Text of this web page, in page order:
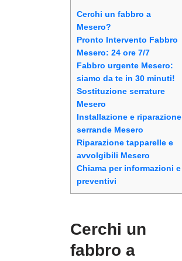
Cerchi un fabbro a
Mesero?
Pronto Intervento Fabbro
Mesero: 24 ore 7/7
Fabbro urgente Mesero:
siamo da te in 30 minuti!
Sostituzione serrature
Mesero
Installazione e riparazione
serrande Mesero
Riparazione tapparelle e
avvolgibili Mesero
Chiama per informazioni e
preventivi
Cerchi un
fabbro a